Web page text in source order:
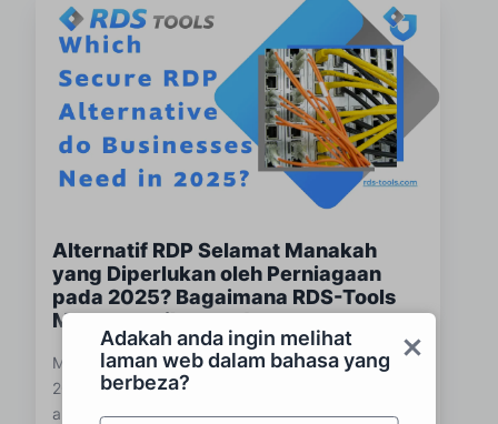
Adakah anda ingin melihat
laman web dalam bahasa yang
berbeza?
Alternatif RDP Selamat Manakah
yang Diperlukan oleh Perniagaan
pada 2025? Bagaimana RDS-Tools
Menyampaikannya!
Mencari alternatif RDP yang selamat pada tahun
2025? Ketahui bagaimana RDS-Tools mengubah
akses jauh dengan log masuk berasaskan pelayar,